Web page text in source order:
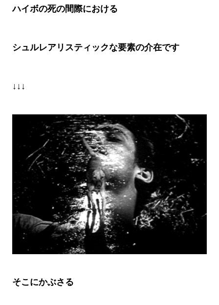
ハイボの死の間際における
シュルレアリスティックな要素の介在です
↓↓↓
そこにかぶさる